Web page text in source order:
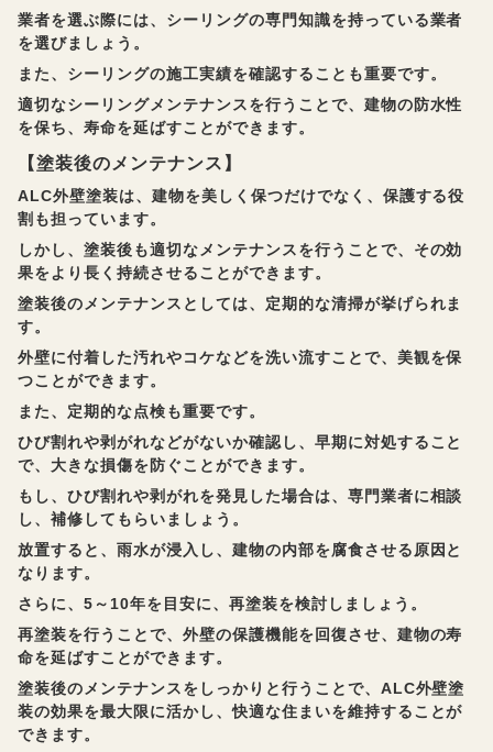
業者を選ぶ際には、シーリングの専門知識を持っている業者
を選びましょう。
また、シーリングの施工実績を確認することも重要です。
適切なシーリングメンテナンスを行うことで、建物の防水性
を保ち、寿命を延ばすことができます。
【塗装後のメンテナンス】
ALC外壁塗装は、建物を美しく保つだけでなく、保護する役
割も担っています。
しかし、塗装後も適切なメンテナンスを行うことで、その効
果をより長く持続させることができます。
塗装後のメンテナンスとしては、定期的な清掃が挙げられま
す。
外壁に付着した汚れやコケなどを洗い流すことで、美観を保
つことができます。
また、定期的な点検も重要です。
ひび割れや剥がれなどがないか確認し、早期に対処すること
で、大きな損傷を防ぐことができます。
もし、ひび割れや剥がれを発見した場合は、専門業者に相談
し、補修してもらいましょう。
放置すると、雨水が浸入し、建物の内部を腐食させる原因と
なります。
さらに、5～10年を目安に、再塗装を検討しましょう。
再塗装を行うことで、外壁の保護機能を回復させ、建物の寿
命を延ばすことができます。
塗装後のメンテナンスをしっかりと行うことで、ALC外壁塗
装の効果を最大限に活かし、快適な住まいを維持することが
できます。